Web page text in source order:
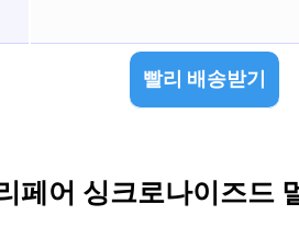
빨리 배송받기
페어 싱크로나이즈드